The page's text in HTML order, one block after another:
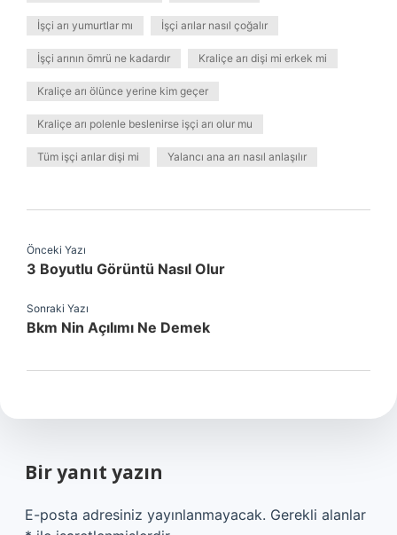
İşçi arı yumurtlar mı İşçi arılar nasıl çoğalır
İşçi arının ömrü ne kadardır Kraliçe arı dişi mi erkek mi
Kraliçe arı ölünce yerine kim geçer
Kraliçe arı polenle beslenirse işçi arı olur mu
Tüm işçi arılar dişi mi Yalancı ana arı nasıl anlaşılır
Önceki Yazı
3 Boyutlu Görüntü Nasıl Olur
Sonraki Yazı
Bkm Nin Açılımı Ne Demek
Bir yanıt yazın
E-posta adresiniz yayınlanmayacak. Gerekli alanlar